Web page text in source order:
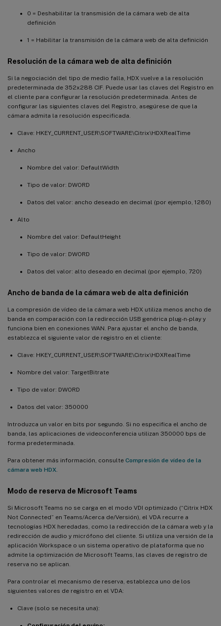
0 = Deshabilitar la transmisión de la cámara web de alta
definición
1 = Habilitar la transmisión de la cámara web de alta definición
Resolución de la cámara web de alta definición
Si la negociación del tipo de medio falla, HDX vuelve a la resolución
predeterminada de 352x288 CIF. Puede usar las claves del Registro en
el cliente para configurar la resolución predeterminada. Antes de
configurar las siguientes claves del Registro, asegúrese de que la
cámara admita la resolución especificada.
Clave: HKEY_CURRENT_USER\SOFTWARE\Citrix\HDXRealTime
Ancho
Nombre del valor: DefaultWidth
Tipo de valor: DWORD
Datos del valor: ancho deseado en decimal (por ejemplo, 1280)
Alto
Nombre del valor: DefaultHeight
Tipo de valor: DWORD
Datos del valor: alto deseado en decimal (por ejemplo, 720)
Ancho de banda de la cámara web de alta definición
La compresión de vídeo de la cámara web HDX utiliza menos ancho de
banda en comparación con la redirección USB genérica plug-n-play y
funciona bien en conexiones WAN. Para ajustar el ancho de banda,
establezca el siguiente valor de registro en el cliente:
Clave: HKEY_CURRENT_USER\SOFTWARE\Citrix\HDXRealTime
Nombre del valor: TargetBitrate
Tipo de valor: DWORD
Datos del valor: 350000
Introduzca un valor en bits por segundo. Si no especifica el ancho de
banda, las aplicaciones de videoconferencia utilizan 350000 bps de
forma predeterminada.
Para obtener más información, consulte Compresión de vídeo de la
cámara web HDX
Modo de reserva de Microsoft Teams
Si Microsoft Teams no se carga en el modo VDI optimizado (“Citrix HDX
Not Connected” en Teams/Acerca de/Versión), el VDA recurre a
tecnologías HDX heredadas, como la redirección de la cámara web y la
redirección de audio y micrófono del cliente. Si utiliza una versión de la
aplicación Workspace o un sistema operativo de plataforma que no
admite la optimización de Microsoft Teams, las claves de registro de
reserva no se aplican.
Para controlar el mecanismo de reserva, establezca uno de los
siguientes valores de registro en el VDA:
Clave (solo se necesita una):